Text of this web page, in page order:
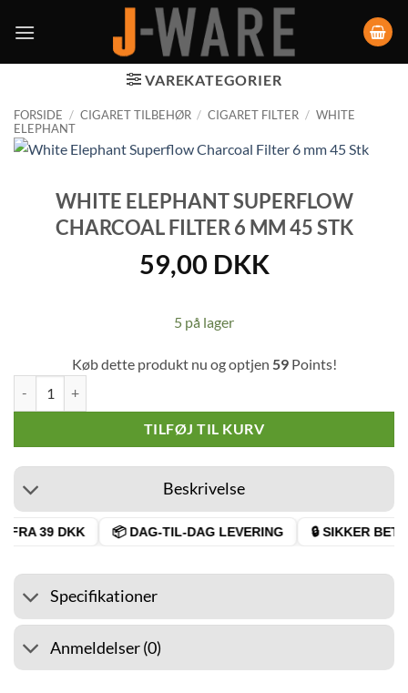
VAREKATEGORIER
FORSIDE / CIGARET TILBEHØR / CIGARET FILTER / WHITE
ELEPHANT
WHITE ELEPHANT SUPERFLOW
CHARCOAL FILTER 6 MM 45 STK
59,00 DKK
5 på lager
Køb dette produkt nu og optjen 59Points!
TILFØJ TIL KURV
Beskrivelse
39 DKK 📦 DAG-TIL-DAG LEVERING 🔒 SIKKER
Specifikationer
Anmeldelser (0)